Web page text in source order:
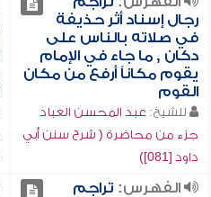
رجال إسناد أثر حذيفة
في صلاته بالناس على
دكان , ما جاء في الإمام
يقوم مكاناً أرفع من مكان
القوم
للشيخ: عبد المحسن العباد
جزء من محاضرة ( شرح سنن أبي
داود [081])
الفهرس: تراجم